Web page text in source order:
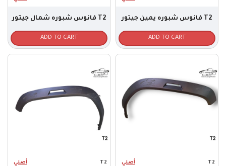
فانوس شبوره شمال جيتور T2
ADD TO CART
فانوس شبوره يمين جيتور T2
ADD TO CART
أصلي T2 أصلي T2